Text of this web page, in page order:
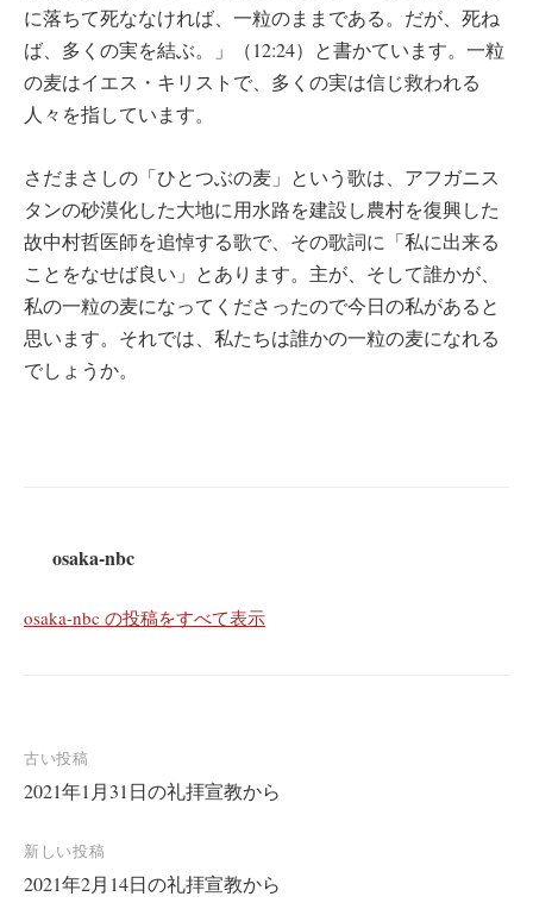
に落ちて死ななければ、一粒のままである。だが、死ね
ば、多くの実を結ぶ。」（12:24）と書かています。一粒
の麦はイエス・キリストで、多くの実は信じ救われる
人々を指しています。
さだまさしの「ひとつぶの麦」という歌は、アフガニス
タンの砂漠化した大地に用水路を建設し農村を復興した
故中村哲医師を追悼する歌で、その歌詞に「私に出来る
ことをなせば良い」とあります。主が、そして誰かが、
私の一粒の麦になってくださったので今日の私があると
思います。それでは、私たちは誰かの一粒の麦になれる
でしょうか。
osaka-nbc
osaka-nbc の投稿をすべて表示
投
稿
ナ
ビ
古い投稿
2021年1月31日の礼拝宣教から
新しい投稿
2021年2月14日の礼拝宣教から